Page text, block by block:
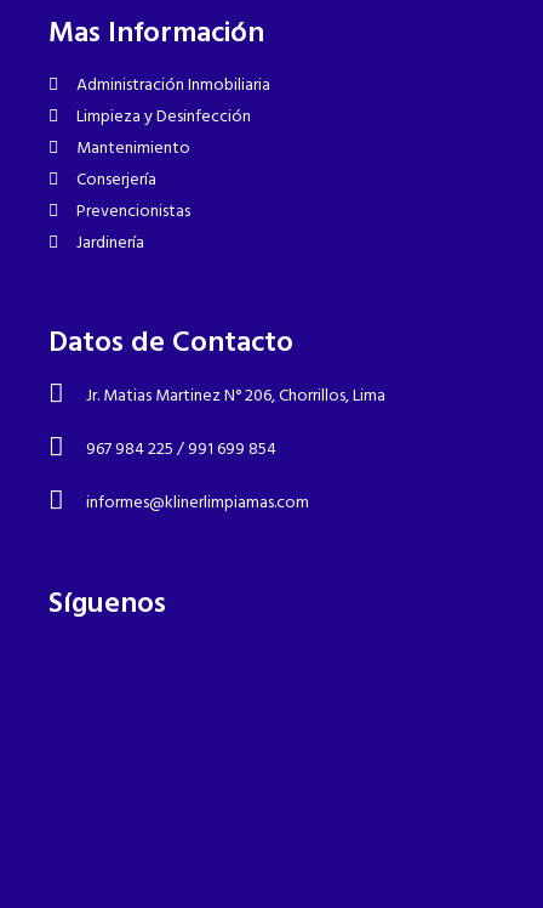
Mas Información
Administración Inmobiliaria
Limpieza y Desinfección
Mantenimiento
Conserjería
Prevencionistas
Jardinería
Datos de Contacto
Jr. Matias Martinez N° 206, Chorrillos, Lima
967 984 225 / 991 699 854
informes@klinerlimpiamas.com
Síguenos